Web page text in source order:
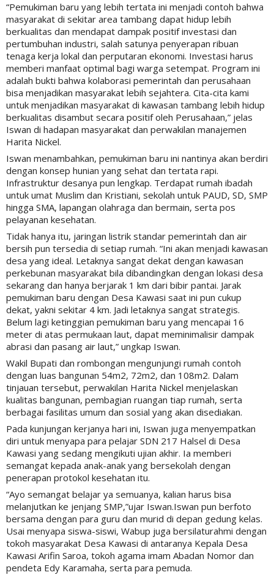
“Pemukiman baru yang lebih tertata ini menjadi contoh bahwa
masyarakat di sekitar area tambang dapat hidup lebih
berkualitas dan mendapat dampak positif investasi dan
pertumbuhan industri, salah satunya penyerapan ribuan
tenaga kerja lokal dan perputaran ekonomi. Investasi harus
memberi manfaat optimal bagi warga setempat. Program ini
adalah bukti bahwa kolaborasi pemerintah dan perusahaan
bisa menjadikan masyarakat lebih sejahtera. Cita-cita kami
untuk menjadikan masyarakat di kawasan tambang lebih hidup
berkualitas disambut secara positif oleh Perusahaan,” jelas
Iswan di hadapan masyarakat dan perwakilan manajemen
Harita Nickel.
Iswan menambahkan, pemukiman baru ini nantinya akan berdiri
dengan konsep hunian yang sehat dan tertata rapi.
Infrastruktur desanya pun lengkap. Terdapat rumah ibadah
untuk umat Muslim dan Kristiani, sekolah untuk PAUD, SD, SMP
hingga SMA, lapangan olahraga dan bermain, serta pos
pelayanan kesehatan.
Tidak hanya itu, jaringan listrik standar pemerintah dan air
bersih pun tersedia di setiap rumah. “Ini akan menjadi kawasan
desa yang ideal. Letaknya sangat dekat dengan kawasan
perkebunan masyarakat bila dibandingkan dengan lokasi desa
sekarang dan hanya berjarak 1 km dari bibir pantai. Jarak
pemukiman baru dengan Desa Kawasi saat ini pun cukup
dekat, yakni sekitar 4 km. Jadi letaknya sangat strategis.
Belum lagi ketinggian pemukiman baru yang mencapai 16
meter di atas permukaan laut, dapat meminimalisir dampak
abrasi dan pasang air laut,” ungkap Iswan.
Wakil Bupati dan rombongan mengunjungi rumah contoh
dengan luas bangunan 54m2, 72m2, dan 108m2. Dalam
tinjauan tersebut, perwakilan Harita Nickel menjelaskan
kualitas bangunan, pembagian ruangan tiap rumah, serta
berbagai fasilitas umum dan sosial yang akan disediakan.
Pada kunjungan kerjanya hari ini, Iswan juga menyempatkan
diri untuk menyapa para pelajar SDN 217 Halsel di Desa
Kawasi yang sedang mengikuti ujian akhir. Ia memberi
semangat kepada anak-anak yang bersekolah dengan
penerapan protokol kesehatan itu.
“Ayo semangat belajar ya semuanya, kalian harus bisa
melanjutkan ke jenjang SMP,”ujar Iswan.Iswan pun berfoto
bersama dengan para guru dan murid di depan gedung kelas.
Usai menyapa siswa-siswi, Wabup juga bersilaturahmi dengan
tokoh masyarakat Desa Kawasi di antaranya Kepala Desa
Kawasi Arifin Saroa, tokoh agama imam Abadan Nomor dan
pendeta Edy Karamaha, serta para pemuda.